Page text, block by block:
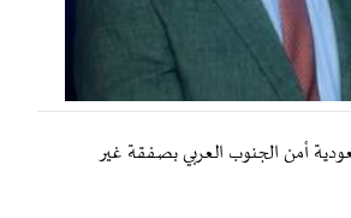
أمن الجنوب العربي بصفقة غير